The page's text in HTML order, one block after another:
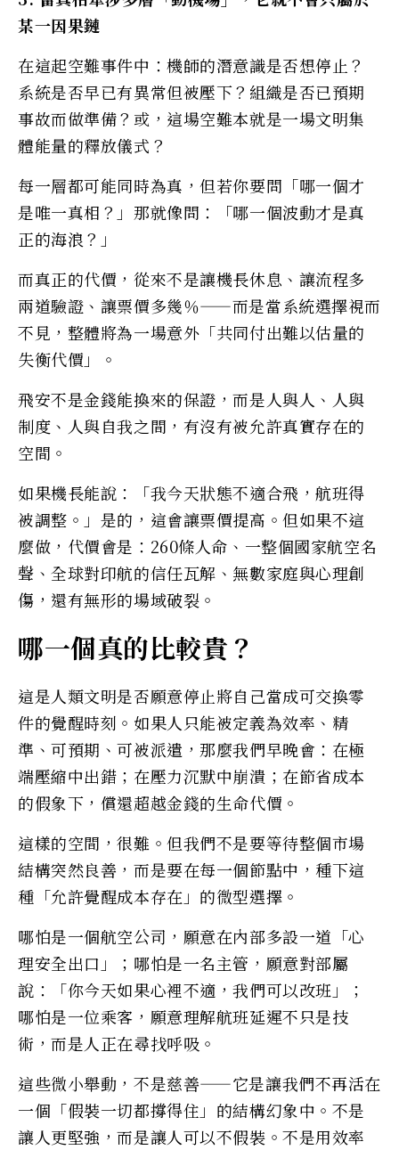
某一因果鏈
在這起空難事件中：機師的潛意識是否想停止？
系統是否早已有異常但被壓下？組織是否已預期
事故而做準備？或，這場空難本就是一場文明集
體能量的釋放儀式？
每一層都可能同時為真，但若你要問「哪一個才
是唯一真相？」那就像問：「哪一個波動才是真
正的海浪？」
而真正的代價，從來不是讓機長休息、讓流程多
兩道驗證、讓票價多幾％——而是當系統選擇視而
不見，整體將為一場意外「共同付出難以估量的
失衡代價」。
飛安不是金錢能換來的保證，而是人與人、人與
制度、人與自我之間，有沒有被允許真實存在的
空間。
如果機長能說：「我今天狀態不適合飛，航班得
被調整。」是的，這會讓票價提高。但如果不這
麼做，代價會是：260條人命、一整個國家航空名
聲、全球對印航的信任瓦解、無數家庭與心理創
傷，還有無形的場域破裂。
哪一個真的比較貴？
這是人類文明是否願意停止將自己當成可交換零
件的覺醒時刻。如果人只能被定義為效率、精
準、可預期、可被派遣，那麼我們早晚會：在極
端壓縮中出錯；在壓力沉默中崩潰；在節省成本
的假象下，償還超越金錢的生命代價。
這樣的空間，很難。但我們不是要等待整個市場
結構突然良善，而是要在每一個節點中，種下這
種「允許覺醒成本存在」的微型選擇。
哪怕是一個航空公司，願意在內部多設一道「心
理安全出口」；哪怕是一名主管，願意對部屬
說：「你今天如果心裡不適，我們可以改班」；
哪怕是一位乘客，願意理解航班延遲不只是技
術，而是人正在尋找呼吸。
這些微小舉動，不是慈善——它是讓我們不再活在
一個「假裝一切都撐得住」的結構幻象中。不是
讓人更堅強，而是讓人可以不假裝。不是用效率